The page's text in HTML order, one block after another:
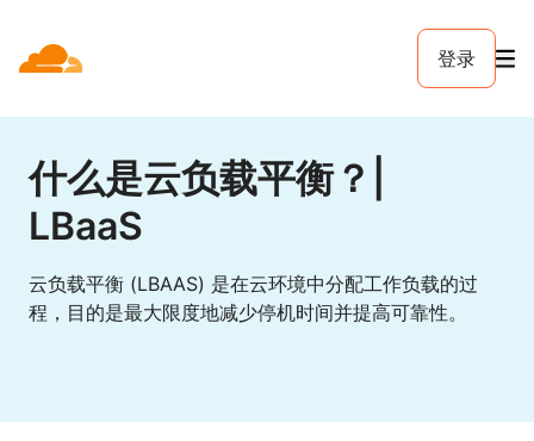
登录
什么是云负载平衡？|
LBaaS
云负载平衡 (LBAAS) 是在云环境中分配工作负载的过
程，目的是最大限度地减少停机时间并提高可靠性。